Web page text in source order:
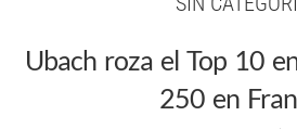
Ubach roza el Top 10
250 en